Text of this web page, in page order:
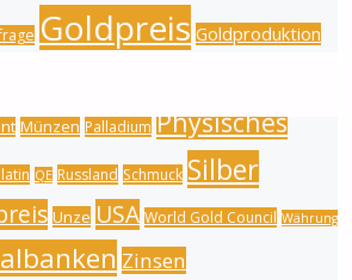
Goldpreis Goldproduktion
Münzen Palladium Physisches
QE Russland Schmuck Silber
Unze USA World Gold Council Währung
Zinsen